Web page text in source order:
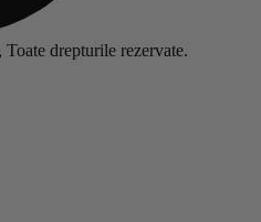
drepturile rezervate.